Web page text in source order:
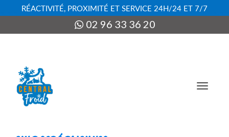
RÉACTIVITÉ, PROXIMITÉ ET SERVICE 24H/24 ET 7/7
02 96 33 36 20